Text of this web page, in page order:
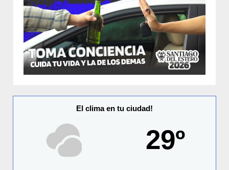
El clima en tu ciudad!
29º